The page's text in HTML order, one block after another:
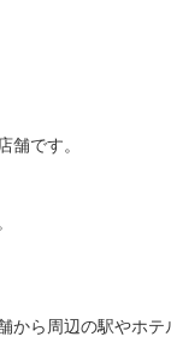
舗です。
から周辺の駅やホ